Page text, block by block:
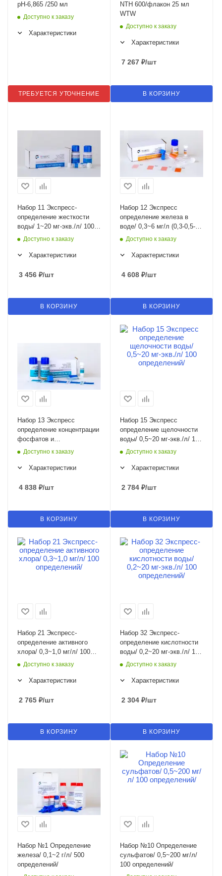
рН-6,865 /250 мл
Доступно к заказу
Характеристики
ТРЕБУЕТСЯ УТОЧНЕНИЕ
NTH 600/флакон 25 мл
WTW
Доступно к заказу
Характеристики
7 267 ₽/шт
В КОРЗИНУ
Набор 11 Экспресс-
определение жесткости
воды/ 1~20 мг-экв./л/ 100
определений/
Доступно к заказу
Характеристики
3 456 ₽/шт
В КОРЗИНУ
Набор 12 Экспресс
определение железа в
воде/ 0,3~6 мг/л (0,3-0,5-1-
2-4-6)/ 100 определений/
Доступно к заказу
Характеристики
4 608 ₽/шт
В КОРЗИНУ
Набор 13 Экспресс
определение концентрации
фосфатов и
фосфорсодержащих
(шаг - 0,5 мг/л)/100
Доступно к заказу
Характеристики
4 838 ₽/шт
В КОРЗИНУ
Набор 15 Экспресс
определение щелочности
воды/ 0,5~20 мг-экв./л/ 100
определений/
Доступно к заказу
Характеристики
2 784 ₽/шт
В КОРЗИНУ
Набор 21 Экспресс-
определение активного
хлора/ 0,3~1,0 мг/л/ 100
определений/
Доступно к заказу
Характеристики
2 765 ₽/шт
В КОРЗИНУ
Набор 32 Экспресс-
определение кислотности
воды/ 0,2~20 мг-экв./л/ 100
определений/
Доступно к заказу
Характеристики
2 304 ₽/шт
В КОРЗИНУ
Набор №1 Определение
железа/ 0,1~2 г/л/ 500
определений/
Набор №10 Определение
сульфатов/ 0,5~200 мг/л/
100 определений/